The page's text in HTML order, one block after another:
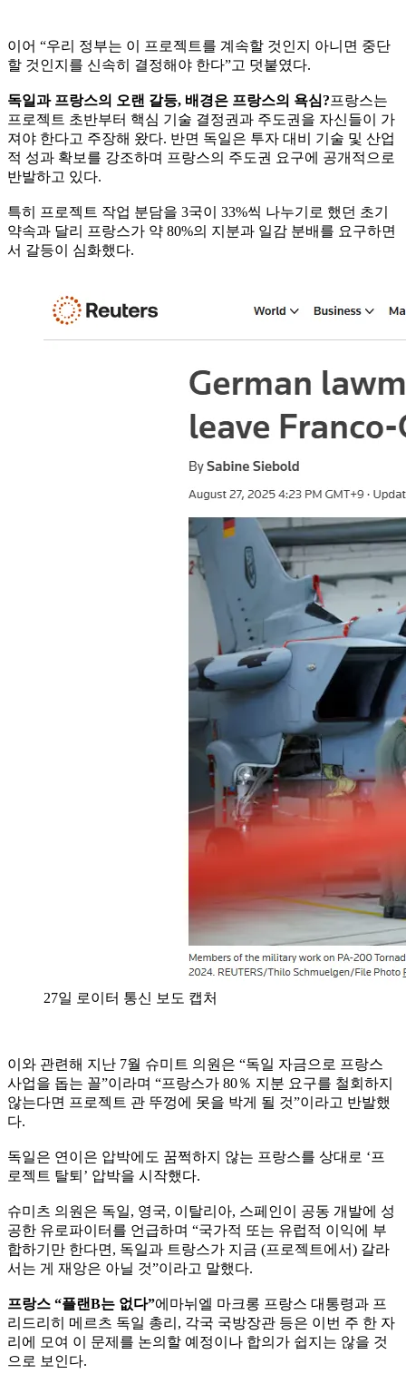
이어 “우리 정부는 이 프로젝트를 계속할 것인지 아니면 중단
할 것인지를 신속히 결정해야 한다”고 덧붙였다.
독일과 프랑스의 오랜 갈등, 배경은 프랑스의 욕심?프랑스는
프로젝트 초반부터 핵심 기술 결정권과 주도권을 자신들이 가
져야 한다고 주장해 왔다. 반면 독일은 투자 대비 기술 및 산업
적 성과 확보를 강조하며 프랑스의 주도권 요구에 공개적으로
반발하고 있다.
특히 프로젝트 작업 분담을 3국이 33%씩 나누기로 했던 초기
약속과 달리 프랑스가 약 80%의 지분과 일감 분배를 요구하면
서 갈등이 심화했다.
27일 로이터 통신 보도 캡처
이와 관련해 지난 7월 슈미트 의원은 “독일 자금으로 프랑스
사업을 돕는 꼴”이라며 “프랑스가 80％ 지분 요구를 철회하지
않는다면 프로젝트 관 뚜껑에 못을 박게 될 것”이라고 반발했
다.
독일은 연이은 압박에도 꿈쩍하지 않는 프랑스를 상대로 ‘프
로젝트 탈퇴’ 압박을 시작했다.
슈미츠 의원은 독일, 영국, 이탈리아, 스페인이 공동 개발에 성
공한 유로파이터를 언급하며 “국가적 또는 유럽적 이익에 부
합하기만 한다면, 독일과 트랑스가 지금 (프로젝트에서) 갈라
서는 게 재앙은 아닐 것”이라고 말했다.
프랑스 “플랜B는 없다”에마뉘엘 마크롱 프랑스 대통령과 프
리드리히 메르츠 독일 총리, 각국 국방장관 등은 이번 주 한 자
리에 모여 이 문제를 논의할 예정이나 합의가 쉽지는 않을 것
으로 보인다.